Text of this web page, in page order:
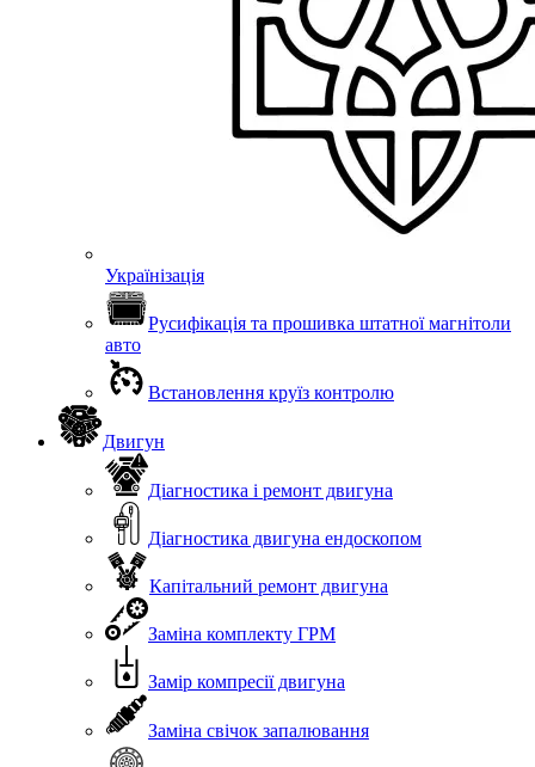
Українізація
Русифікація та прошивка штатної магнітоли
авто
Встановлення круїз контролю
Двигун
Діагностика і ремонт двигуна
Діагностика двигуна ендоскопом
Капітальний ремонт двигуна
Заміна комплекту ГРМ
Замір компресії двигуна
Заміна свічок запалювання